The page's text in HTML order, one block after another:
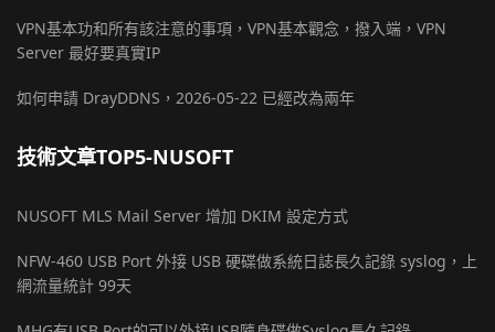
VPN基本功和所有該注意的事項，VPN基本觀念，撥入端，VPN
Server 最好要真實IP
如何申請 DrayDDNS，2026-05-22 已經改為兩年
技術文章TOP5-NUSOFT
NUSOFT MLS Mail Server 增加 DKIM 設定方式
NFW-460 USB Port 外接 USB 硬碟做系統日誌長久記錄 syslog，上
網流量統計 99天